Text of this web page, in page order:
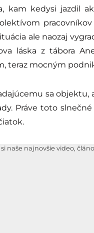
kam kedysi jazdil
pracovníkov
ale naozaj
láska z tábora
teraz mocným
sa objektu,
Práve toto
si naše najnovšie video,